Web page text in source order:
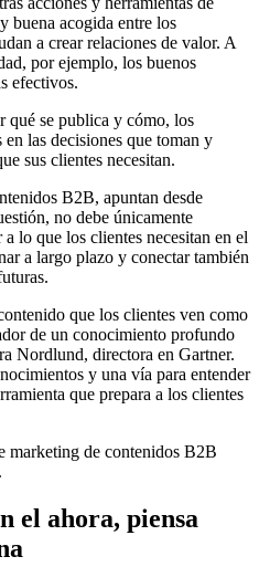
buena acogida entre los
a crear relaciones de valor. A
por ejemplo, los buenos
efectivos.
qué se publica y cómo, los
en las decisiones que toman y
sus clientes necesitan.
B2B, apuntan desde
no debe únicamente
lo que los clientes necesitan en el
a largo plazo y conectar también
que los clientes ven como
de un conocimiento profundo
Nordlund, directora en Gartner.
y una vía para entender
que prepara a los clientes
marketing de contenidos B2B
el ahora, piensa